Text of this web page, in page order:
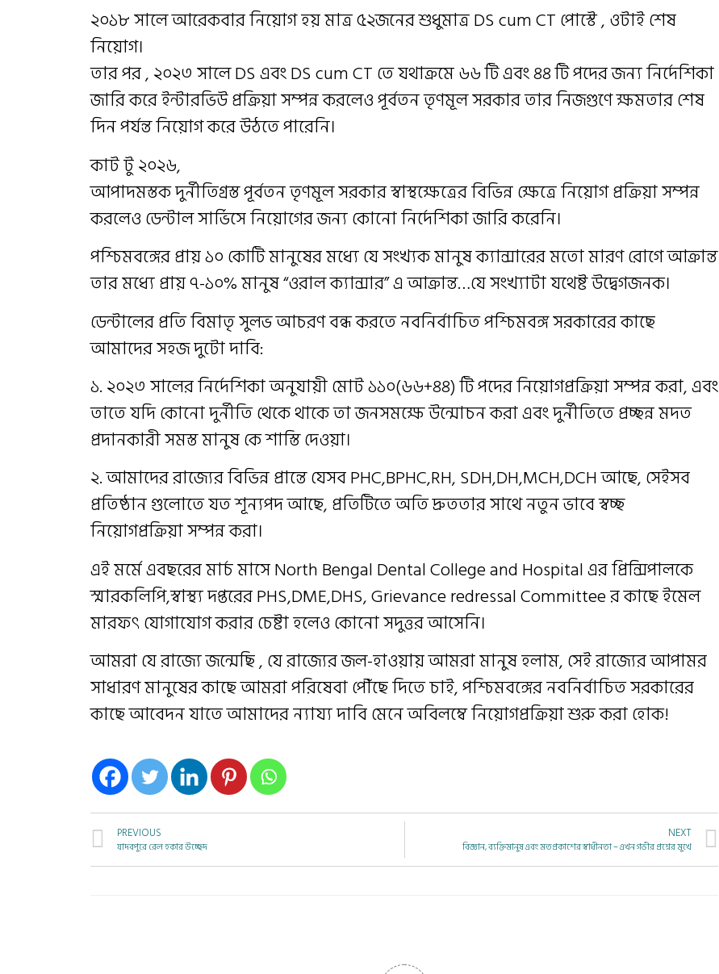
২০১৮ সালে আরেকবার নিয়োগ হয় মাত্র ৫২জনের শুধুমাত্র DS cum CT পোস্টে , ওটাই শেষ
নিয়োগ।
তার পর , ২০২৩ সালে DS এবং DS cum CT তে যথাক্রমে ৬৬ টি এবং ৪৪ টি পদের জন্য নির্দেশিকা
জারি করে ইন্টারভিউ প্রক্রিয়া সম্পন্ন করলেও পূর্বতন তৃণমূল সরকার তার নিজগুণে ক্ষমতার শেষ
দিন পর্যন্ত নিয়োগ করে উঠতে পারেনি।
কাট টু ২০২৬,
আপাদমস্তক দুর্নীতিগ্রস্ত পূর্বতন তৃণমূল সরকার স্বাস্থক্ষেত্রের বিভিন্ন ক্ষেত্রে নিয়োগ প্রক্রিয়া সম্পন্ন
করলেও ডেন্টাল সার্ভিসে নিয়োগের জন্য কোনো নির্দেশিকা জারি করেনি।
পশ্চিমবঙ্গের প্রায় ১০ কোটি মানুষের মধ্যে যে সংখ্যক মানুষ ক্যান্সারের মতো মারণ রোগে আক্রান্ত
তার মধ্যে প্রায় ৭-১০% মানুষ “ওরাল ক্যান্সার” এ আক্রান্ত…যে সংখ্যাটা যথেষ্ট উদ্বেগজনক।
ডেন্টালের প্রতি বিমাতৃ সুলভ আচরণ বন্ধ করতে নবনির্বাচিত পশ্চিমবঙ্গ সরকারের কাছে
আমাদের সহজ দুটো দাবি:
১. ২০২৩ সালের নির্দেশিকা অনুযায়ী মোট ১১০(৬৬+৪৪) টি পদের নিয়োগপ্রক্রিয়া সম্পন্ন করা, এবং
তাতে যদি কোনো দুর্নীতি থেকে থাকে তা জনসমক্ষে উন্মোচন করা এবং দুর্নীতিতে প্রচ্ছন্ন মদত
প্রদানকারী সমস্ত মানুষ কে শাস্তি দেওয়া।
২. আমাদের রাজ্যের বিভিন্ন প্রান্তে যেসব PHC,BPHC,RH, SDH,DH,MCH,DCH আছে, সেইসব
প্রতিষ্ঠান গুলোতে যত শূন্যপদ আছে, প্রতিটিতে অতি দ্রুততার সাথে নতুন ভাবে স্বচ্ছ
নিয়োগপ্রক্রিয়া সম্পন্ন করা।
এই মর্মে এবছরের মার্চ মাসে North Bengal Dental College and Hospital এর প্রিন্সিপালকে
স্মারকলিপি,স্বাস্থ্য দপ্তরের PHS,DME,DHS, Grievance redressal Committee র কাছে ইমেল
মারফৎ যোগাযোগ করার চেষ্টা হলেও কোনো সদুত্তর আসেনি।
আমরা যে রাজ্যে জন্মেছি , যে রাজ্যের জল-হাওয়ায় আমরা মানুষ হলাম, সেই রাজ্যের আপামর
সাধারণ মানুষের কাছে আমরা পরিষেবা পৌঁছে দিতে চাই, পশ্চিমবঙ্গের নবনির্বাচিত সরকারের
কাছে আবেদন যাতে আমাদের ন্যায্য দাবি মেনে অবিলম্বে নিয়োগপ্রক্রিয়া শুরু করা হোক!
PREVIOUS
যাদবপুরে রেল হকার উচ্ছেদ
NEXT
বিজ্ঞান, ব্যক্তিমানুষ এবং মতপ্রকাশের স্বাধীনতা – এখন গভীর প্রশ্নের মুখে